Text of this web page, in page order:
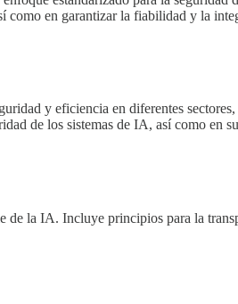
como en garantizar la fiabilidad y la
y eficiencia en diferentes
de los sistemas de IA, así como en
la IA. Incluye principios para la